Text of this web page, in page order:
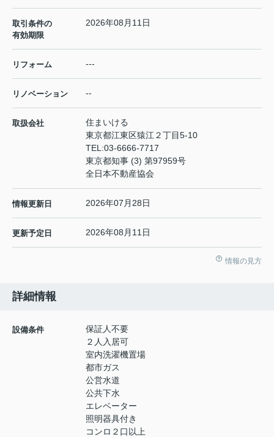
取引条件の
有効期限
2026年08月11日
リフォーム ---
リノベーション --
取扱会社
住まいける
東京都江東区猿江２丁目5-10
TEL:03-6666-7717
東京都知事 (3) 第97959号
全日本不動産協会
情報更新日 2026年07月28日
更新予定日 2026年08月11日
情報の見方
詳細情報
設備条件
保証人不要
２人入居可
室内洗濯機置場
都市ガス
公営水道
公共下水
エレベーター
照明器具付き
コンロ２口以上